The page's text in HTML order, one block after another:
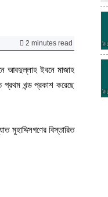
2 minutes read
আবদুল্লাহ ইবনে মাজাহ
খন্ড প্রকাশ করেছে
বিস্তারিত